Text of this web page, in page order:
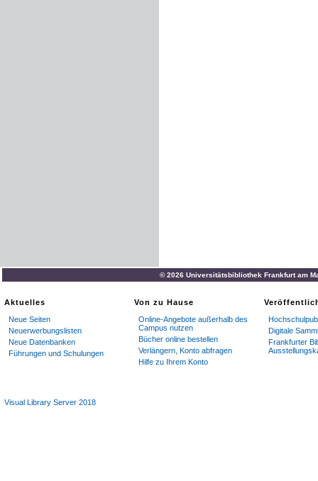
© 2026 Universitätsbibliothek Frankfurt am
Aktuelles
Neue Seiten
Neuerwerbungslisten
Neue Datenbanken
Führungen und Schulungen
Von zu Hause
Online-Angebote außerhalb des
Campus nutzen
Bücher online bestellen
Verlängern, Konto abfragen
Hilfe zu Ihrem Konto
Digitale
Frankfurter
Visual Library Server 2018